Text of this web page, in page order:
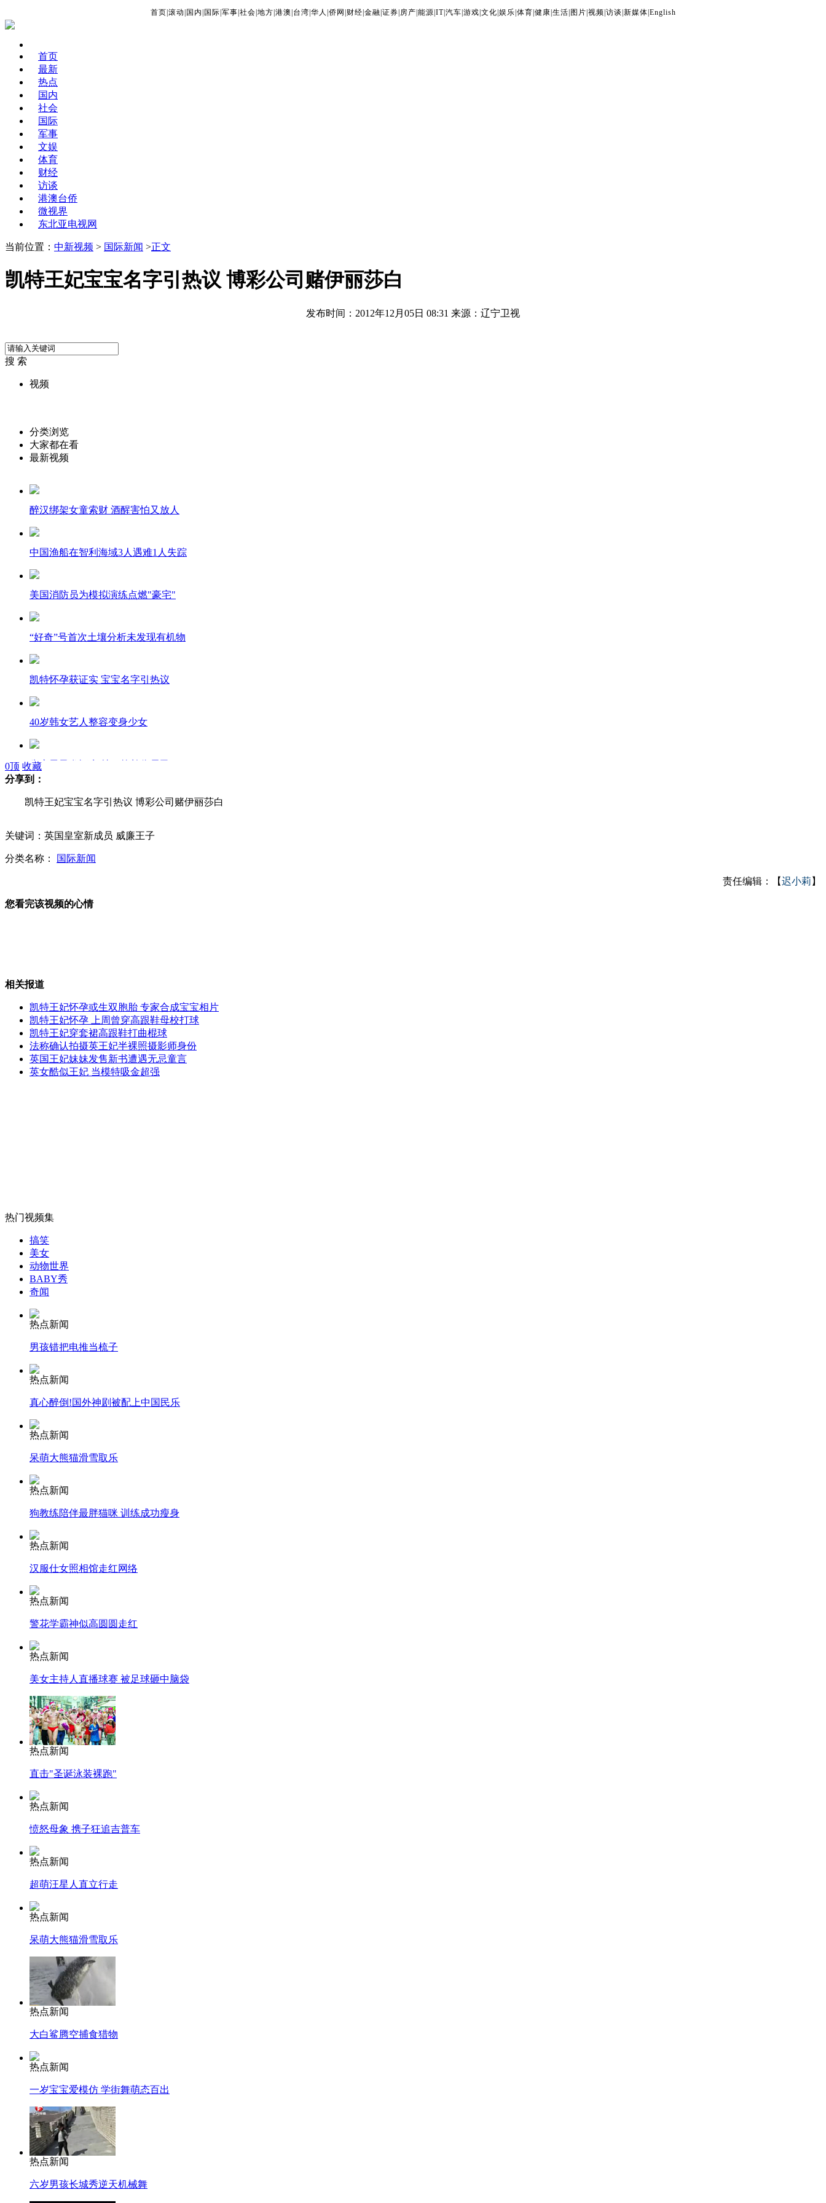
首页 滚动 国内 国际 军事 社会 地方 港澳 台湾 华人 侨网 财经 金融 证券 房产 能源 IT| 汽车 游戏 文化 娱乐 体育 健康 生活 图片 视频 访谈 新媒体 English
首页
最新
热点
国内
社会
国际
军事
文娱
体育
财经
访谈
港澳台侨
微视界
东北亚电视网
当前位置： 中新视频 > 国际新闻 >正文
凯特王妃宝宝名字引热议 博彩公司赌伊丽莎白
发布时间：2012年12月05日 08:31 来源：辽宁卫视
搜 索
视频
分类浏览
大家都在看
最新视频
醉汉绑架女童索财 酒醒害怕又放人
中国渔船在智利海域3人遇难1人失踪
美国消防员为模拟演练点燃"豪宅"
“好奇”号首次土壤分析未发现有机物
凯特怀孕获证实 宝宝名字引热议
40岁韩女艺人整容变身少女
失恋男子发酒疯 持刀抢劫伤居民
保姆给厕所消毒竟毒倒孩子
无痛分娩是否安全 医生回应
走！跟着总书记去植树
纽约上演“枕头大战”
0顶 收藏
分享到：
凯特王妃宝宝名字引热议 博彩公司赌伊丽莎白
关键词：英国皇室新成员 威廉王子
分类名称： 国际新闻
责任编辑：【迟小莉 】
您看完该视频的心情
相关报道
凯特王妃怀孕或生双胞胎 专家合成宝宝相片
凯特王妃怀孕 上周曾穿高跟鞋母校打球
凯特王妃穿套裙高跟鞋打曲棍球
法称确认拍摄英王妃半裸照摄影师身份
英国王妃妹妹发售新书遭遇无忌童言
英女酷似王妃 当模特吸金超强
热门视频集
搞笑
美女
动物世界
BABY秀
奇闻
热点新闻
男孩错把电推当梳子
热点新闻
真心醉倒!国外神剧被配上中国民乐
热点新闻
呆萌大熊猫滑雪取乐
热点新闻
狗教练陪伴最胖猫咪 训练成功瘦身
热点新闻
汉服仕女照相馆走红网络
热点新闻
警花学霸神似高圆圆走红
热点新闻
美女主持人直播球赛 被足球砸中脑袋
热点新闻
直击"圣诞泳装裸跑"
热点新闻
愤怒母象 携子狂追吉普车
热点新闻
超萌汪星人直立行走
热点新闻
呆萌大熊猫滑雪取乐
热点新闻
大白鲨腾空捕食猎物
热点新闻
一岁宝宝爱模仿 学街舞萌态百出
热点新闻
六岁男孩长城秀逆天机械舞